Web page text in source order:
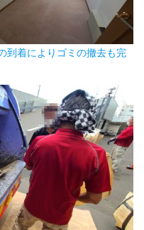
到着によりゴミの撤去も完